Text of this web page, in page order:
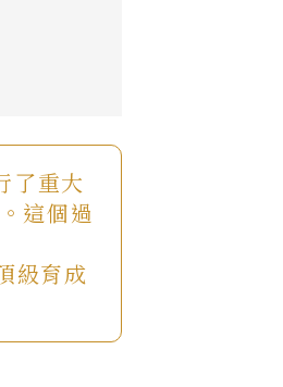
了重大
這個過
級育成